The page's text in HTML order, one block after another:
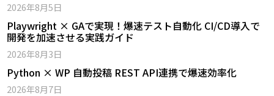
2026年8月5日
Playwright × GAで実現！爆速テスト自動化 CI/CD導入で
開発を加速させる実践ガイド
2026年8月3日
Python × WP 自動投稿 REST API連携で爆速効率化
2026年8月7日